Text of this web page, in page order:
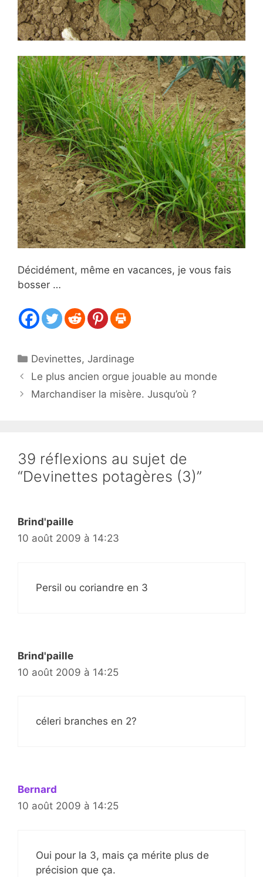
Décidément, même en vacances, je vous fais
bosser …
Catégories
Devinettes,Jardinage
Le plus ancien orgue jouable au monde
Marchandiser la misère. Jusqu’où ?
39 réflexions au sujet de
“Devinettes potagères (3)”
Brind'paille
10 août 2009 à 14:23
Persil ou coriandre en 3
Brind'paille
10 août 2009 à 14:25
céleri branches en 2?
Bernard
10 août 2009 à 14:25
Oui pour la 3, mais ça mérite plus de
précision que ça.